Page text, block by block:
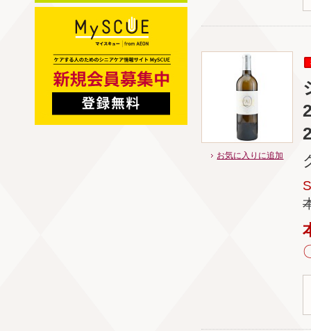
お気に入りに追加